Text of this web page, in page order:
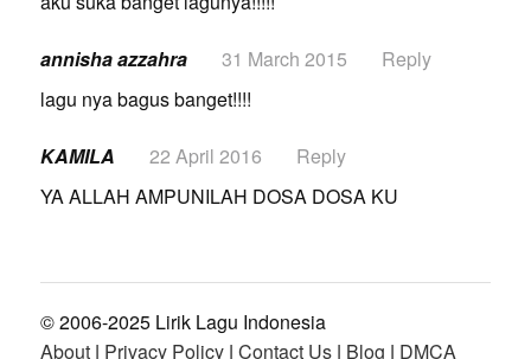
annisha azzahra 31 March 2015
Reply
lagu nya bagus banget!!!!
KAMILA 22 April 2016
Reply
YA ALLAH AMPUNILAH DOSA DOSA KU
© 2006-2025 Lirik Lagu Indonesia
About| Privacy Policy| Contact Us| Blog | DMCA